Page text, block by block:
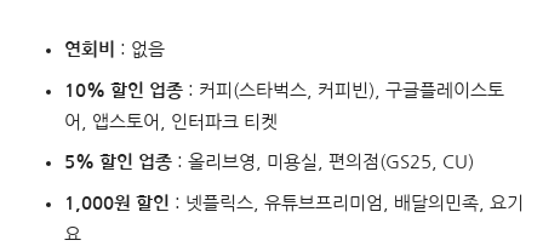
연회비 : 없음
10% 할인 업종: 커피(스타벅스, 커피빈), 구글플레이스토
어, 앱스토어, 인터파크 티켓
5% 할인 업종: 올리브영, 미용실, 편의점(GS25, CU)
1,000원 할인 : 넷플릭스, 유튜브프리미엄, 배달의민족, 요기
요